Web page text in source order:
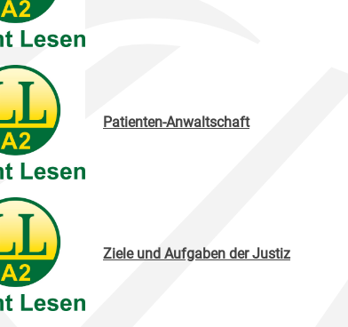
Patienten-Anwaltschaft
Ziele und Aufgaben der Justiz